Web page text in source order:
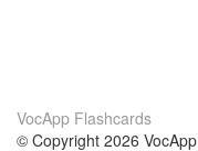
VocApp Flashcards
© Copyright 2026 VocApp